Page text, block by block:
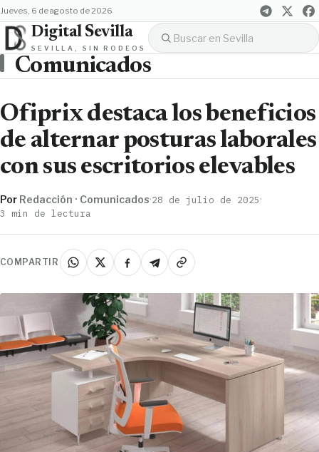
jueves, 6 de agosto de 2026
Digital Sevilla
SEVILLA, SIN RODEOS
Comunicados
Ofiprix destaca los beneficios
de alternar posturas laborales
con sus escritorios elevables
Por Redacción · Comunicados·28 de julio de 2025·
3 min de lectura
COMPARTIR